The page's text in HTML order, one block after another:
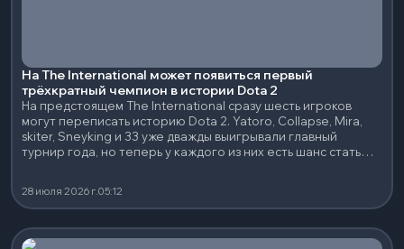
На The International может появиться первый
трёхкратный чемпион в истории Dota 2
На предстоящем The International сразу шесть игроков
могут переписать историю Dota 2. Yatoro, Collapse, Mira,
skiter, Sneyking и 33 уже дважды выигрывали главный
турнир года, но теперь у каждого из них есть шанс стать
28 июля 2026 г.05:12